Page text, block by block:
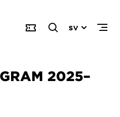
SV
2025–